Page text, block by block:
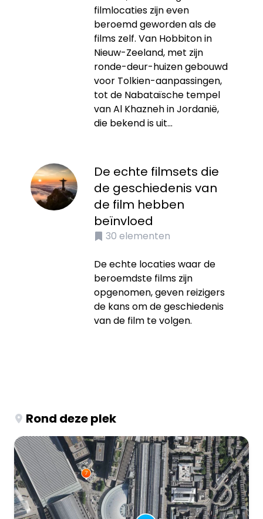
filmlocaties zijn even
beroemd geworden als de
films zelf. Van Hobbiton in
Nieuw-Zeeland, met zijn
ronde-deur-huizen gebouwd
voor Tolkien-aanpassingen,
tot de Nabataïsche tempel
van Al Khazneh in Jordanië,
die bekend is uit...
De echte filmsets die
de geschiedenis van
de film hebben
beïnvloed
30 elementen
De echte locaties waar de
beroemdste films zijn
opgenomen, geven reizigers
de kans om de geschiedenis
van de film te volgen.
Rond deze plek